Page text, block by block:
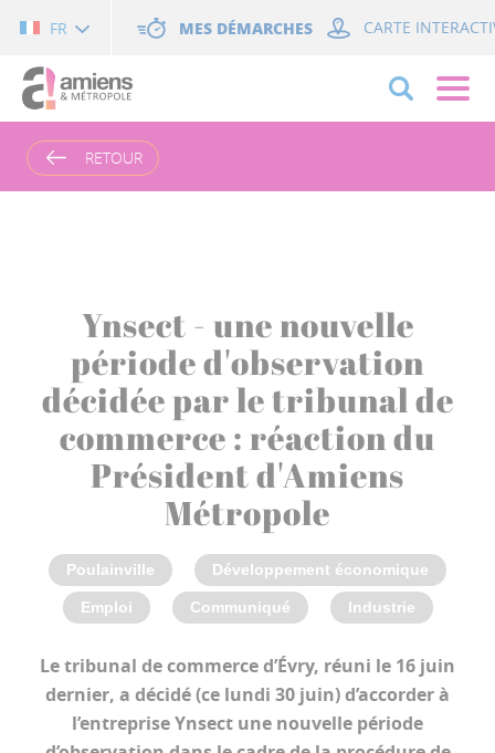
FR MES DÉMARCHES CARTE
RETOUR
Ynsect - une nouvelle
période d'observation
décidée par le tribunal de
commerce : réaction du
Président d'Amiens
Métropole
Poulainville Développement économique
Emploi Communiqué Industrie
Le tribunal de commerce d’Évry, réuni le 16 juin
dernier, a décidé (ce lundi 30 juin) d’accorder à
l’entreprise Ynsect une nouvelle période